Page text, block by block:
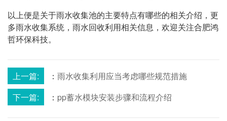
以上便是关于雨水收集池的主要特点有哪些的相关介绍，更
多雨水收集系统，雨水回收利用相关信息，欢迎关注合肥鸿
哲环保科技。
上一篇: ： 雨水收集利用应当考虑哪些规范措施
下一篇:
： pp蓄水模块安装步骤和流程介绍